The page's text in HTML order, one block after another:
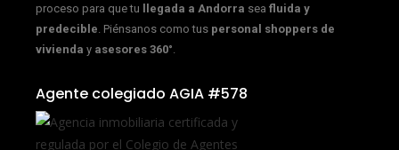
proceso para que tu llegada a Andorra sea fluida y
predecible . Piénsanos como tus personal shoppers de
vivienda y asesores 360°
Agente colegiado AGIA #578